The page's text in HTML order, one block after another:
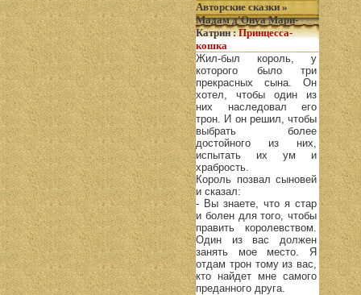
Авторские сказки »
Мадам д'Онуа Мари-
Катрин:Принцесса-
кошка
Жил-был король, у
которого было три
прекрасных сына. Он
хотел, чтобы один из
них наследовал его
трон. И он решил, чтобы
выбрать более
достойного из них,
испытать их ум и
храбрость.
Король позвал сыновей
и сказал:
- Вы знаете, что я стар
и болен для того, чтобы
править королевством.
Один из вас должен
занять мое место. Я
отдам трон тому из вас,
кто найдет мне самого
преданного друга.